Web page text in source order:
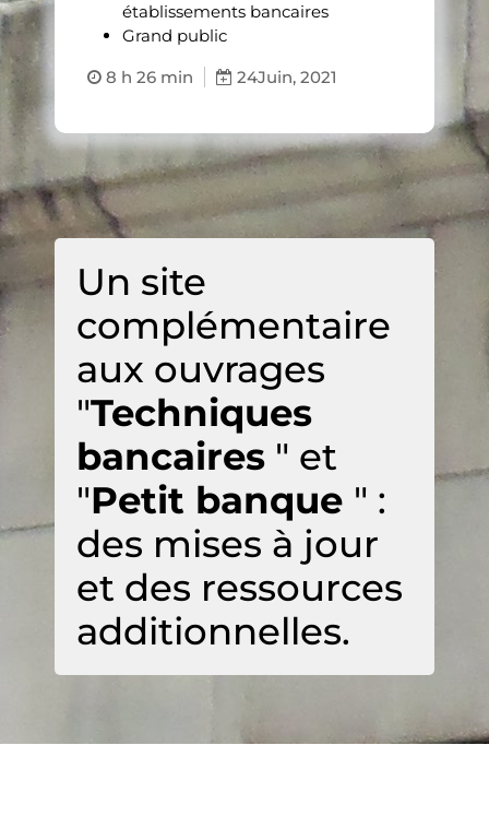
établissements bancaires
Grand public
8 h 26 min
24Juin, 2021
Un site
complémentaire
aux ouvrages
"Techniques
bancaires " et
"Petit banque " :
des mises à jour
et des ressources
additionnelles.